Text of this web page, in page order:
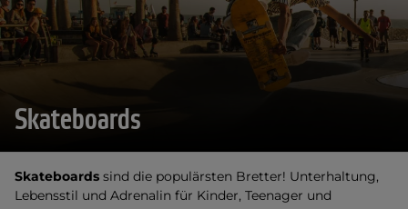
Skateboards
Skateboards sind die populärsten Bretter! Unterhaltung,
Lebensstil und Adrenalin für Kinder, Teenager und